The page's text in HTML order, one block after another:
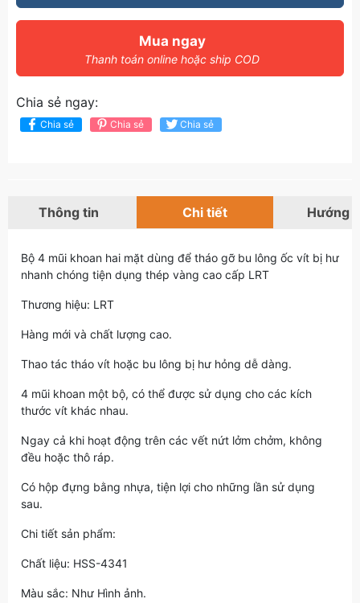
Mua ngay
Thanh toán online hoặc ship COD
Chia sẻ ngay:
Chia sẻ Chia sẻ Chia sẻ
Thông tin Chi tiết Hướng
Bộ 4 mũi khoan hai mặt dùng để tháo gỡ bu lông ốc vít bị hư
nhanh chóng tiện dụng thép vàng cao cấp LRT
Thương hiệu: LRT
Hàng mới và chất lượng cao.
Thao tác tháo vít hoặc bu lông bị hư hỏng dễ dàng.
4 mũi khoan một bộ, có thể được sử dụng cho các kích
thước vít khác nhau.
Ngay cả khi hoạt động trên các vết nứt lởm chởm, không
đều hoặc thô ráp.
Có hộp đựng bằng nhựa, tiện lợi cho những lần sử dụng
sau.
Chi tiết sản phẩm:
Chất liệu: HSS-4341
Màu sắc: Như Hình ảnh.